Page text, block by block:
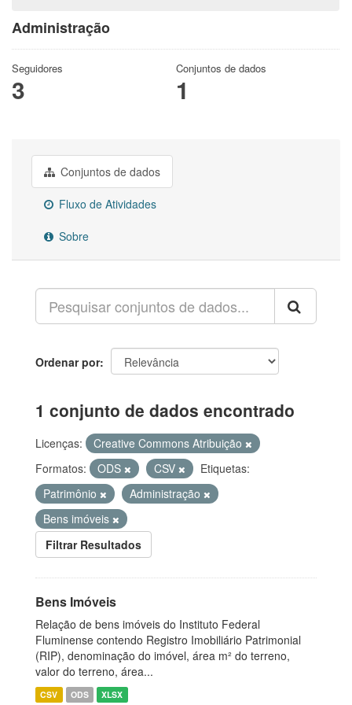
Administração
Seguidores
3
Conjuntos de dados
1
Conjuntos de dados
Fluxo de Atividades
Sobre
Ordenar por
1 conjunto de dados encontrado
Licenças:
Creative Commons Atribuição
Formatos:
ODS CSV
Etiquetas:
Patrimônio
Administração
Bens imóveis
Filtrar Resultados
Bens Imóveis
Relação de bens imóveis do Instituto Federal
Fluminense contendo Registro Imobiliário Patrimonial
(RIP), denominação do imóvel, área m² do terreno,
valor do terreno, área...
CSV ODS XLSX